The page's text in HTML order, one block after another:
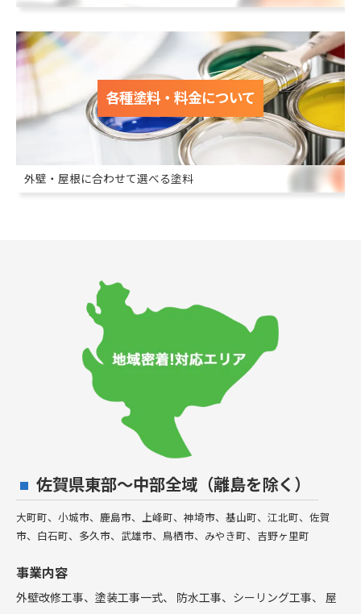
各種塗料・料金について
外壁・屋根に合わせて選べる塗料
佐賀県東部〜中部全域（離島を除く）
大町町、小城市、鹿島市、上峰町、神埼市、基山町、江北町、佐賀
市、白石町、多久市、武雄市、鳥栖市、みやき町、吉野ヶ里町
事業内容
外壁改修工事、塗装工事⼀式、 防水工事、シーリング工事、 屋